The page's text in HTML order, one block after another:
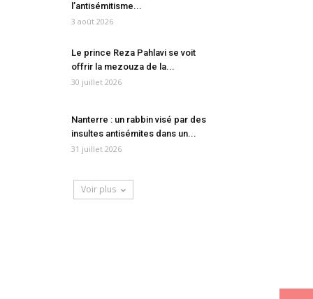
l’antisémitisme...
3 août 2026
Le prince Reza Pahlavi se voit
offrir la mezouza de la...
30 juillet 2026
Nanterre : un rabbin visé par des
insultes antisémites dans un...
31 juillet 2026
Voir plus